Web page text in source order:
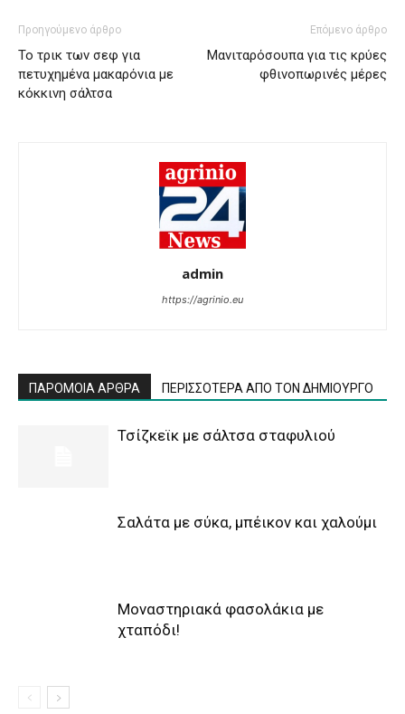
Προηγούμενο άρθρο
Το τρικ των σεφ για
πετυχημένα μακαρόνια με
κόκκινη σάλτσα
Επόμενο άρθρο
Μανιταρόσουπα για τις κρύες
φθινοπωρινές μέρες
admin
https://agrinio.eu
ΠΑΡΟΜΟΙΑ ΑΡΘΡΑ ΠΕΡΙΣΣΟΤΕΡΑ ΑΠΟ ΤΟΝ ΔΗΜΙΟΥΡΓΟ
Τσίζκεϊκ με σάλτσα σταφυλιού
Σαλάτα με σύκα, μπέικον και χαλούμι
Μοναστηριακά φασολάκια με
χταπόδι!